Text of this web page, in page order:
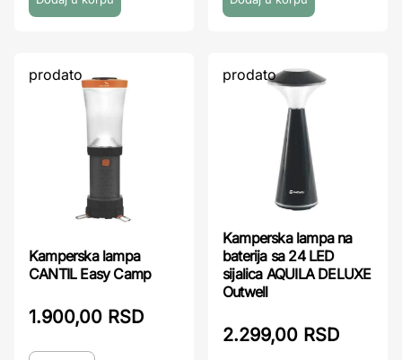
prodato
Kamperska lampa
CANTIL Easy Camp
1.900,00 RSD
prodato
Kamperska lampa na
baterija sa 24 LED
sijalica AQUILA DELUXE
Outwell
2.299,00 RSD